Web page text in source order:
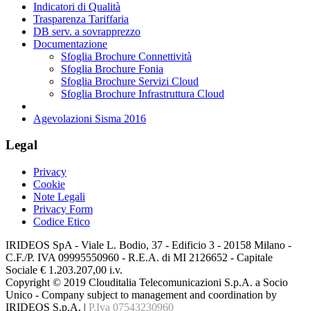
Indicatori di Qualità
Trasparenza Tariffaria
DB serv. a sovrapprezzo
Documentazione
Sfoglia Brochure Connettività
Sfoglia Brochure Fonia
Sfoglia Brochure Servizi Cloud
Sfoglia Brochure Infrastruttura Cloud
Agevolazioni Sisma 2016
Legal
Privacy
Cookie
Note Legali
Privacy Form
Codice Etico
IRIDEOS SpA - Viale L. Bodio, 37 - Edificio 3 - 20158 Milano -
C.F./P. IVA 09995550960 - R.E.A. di MI 2126652 - Capitale
Sociale € 1.203.207,00 i.v.
Copyright © 2019 Clouditalia Telecomunicazioni S.p.A. a Socio
Unico - Company subject to management and coordination by
IRIDEOS S.p.A. | P.Iva 07543230960